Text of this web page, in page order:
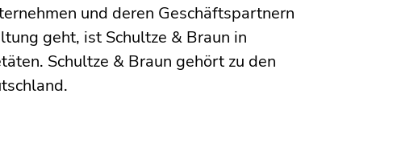
und deren Geschäftspartnern
geht, ist Schultze & Braun in
Schultze & Braun gehört zu den